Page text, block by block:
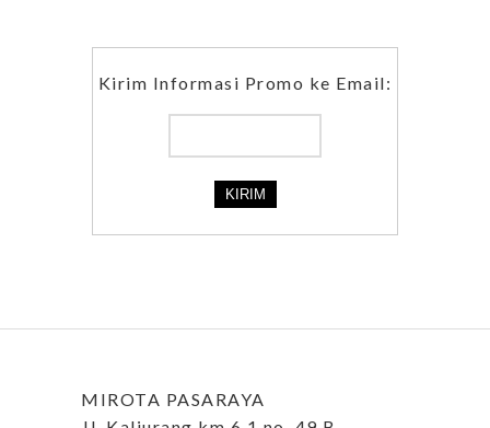
Kirim Informasi Promo ke Email:
MIROTA PASARAYA